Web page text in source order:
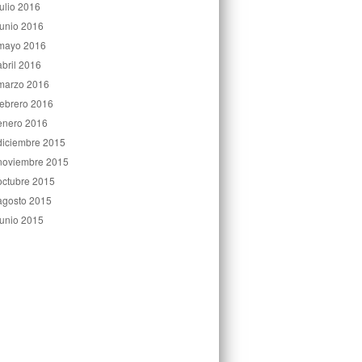
2016
2016
2016
2016
2016
2016
2016
2015
2015
2015
2015
2015